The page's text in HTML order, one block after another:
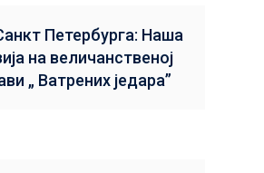
Петербурга: Наша
на величанственој
„ Ватрених једара”